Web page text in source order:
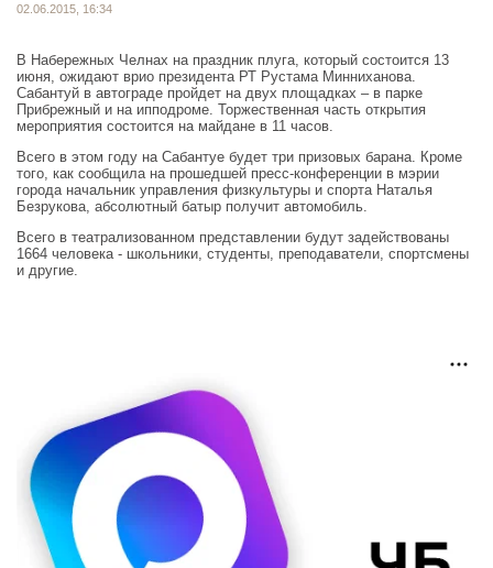
02.06.2015, 16:34
В Набережных Челнах на праздник плуга, который состоится 13
июня, ожидают врио президента РТ Рустама Минниханова.
Сабантуй в автограде пройдет на двух площадках – в парке
Прибрежный и на ипподроме. Торжественная часть открытия
мероприятия состоится на майдане в 11 часов.
Всего в этом году на Сабантуе будет три призовых барана. Кроме
того, как сообщила на прошедшей пресс-конференции в мэрии
города начальник управления физкультуры и спорта Наталья
Безрукова, абсолютный батыр получит автомобиль.
Всего в театрализованном представлении будут задействованы
1664 человека - школьники, студенты, преподаватели, спортсмены
и другие.